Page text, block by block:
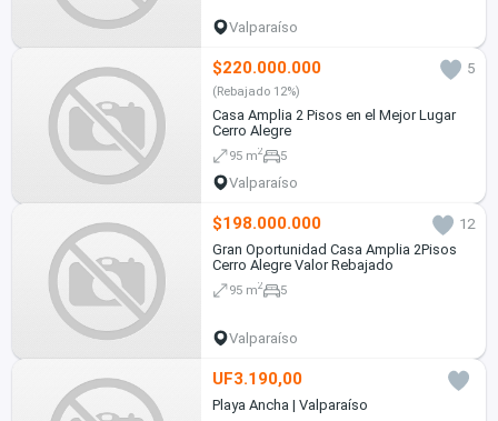
Valparaíso
$220.000.000 5
(Rebajado 12%)
Casa Amplia 2 Pisos en el Mejor Lugar
Cerro Alegre
95 m2 5
Valparaíso
$198.000.000
12
Gran Oportunidad Casa Amplia 2Pisos
Cerro Alegre Valor Rebajado
95 m2 5
Valparaíso
UF3.190,00
Playa Ancha | Valparaíso